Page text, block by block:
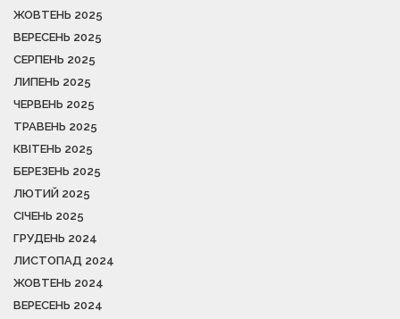
ЖОВТЕНЬ 2025
ВЕРЕСЕНЬ 2025
СЕРПЕНЬ 2025
ЛИПЕНЬ 2025
ЧЕРВЕНЬ 2025
ТРАВЕНЬ 2025
КВІТЕНЬ 2025
БЕРЕЗЕНЬ 2025
ЛЮТИЙ 2025
СІЧЕНЬ 2025
ГРУДЕНЬ 2024
ЛИСТОПАД 2024
ЖОВТЕНЬ 2024
ВЕРЕСЕНЬ 2024